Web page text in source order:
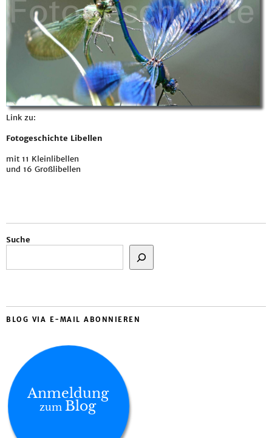
Link zu:
Fotogeschichte Libellen
mit 11 Kleinlibellen
und 16 Großlibellen
Suche
BLOG VIA E-MAIL ABONNIEREN
Anmeldung
zum Blog